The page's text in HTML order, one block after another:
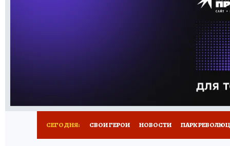
ПРОГНОЗЫ НА СПОРТ
СЕГОДНЯ: СВОИ ГЕРОИ НОВОСТИ ПАРК